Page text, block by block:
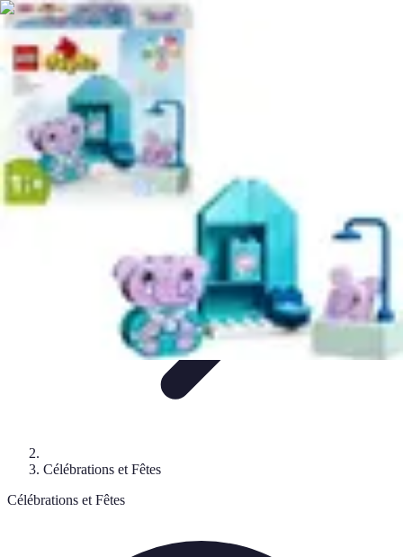
Rituels Coréens
Purification et Bien-êtreFamille et Relations
Succès Purification et Spiritualité
Rituels Coréens
Célébrations et Fêtes
Célébrations et Fêtes